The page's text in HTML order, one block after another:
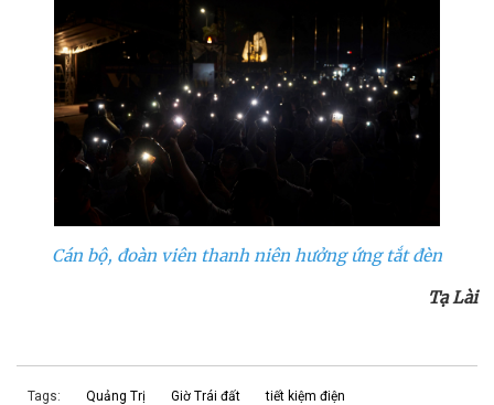
Cán bộ, đoàn viên thanh niên hưởng ứng tắt đèn
Tạ Lài
Tags: Quảng Trị Giờ Trái đất tiết kiệm điện